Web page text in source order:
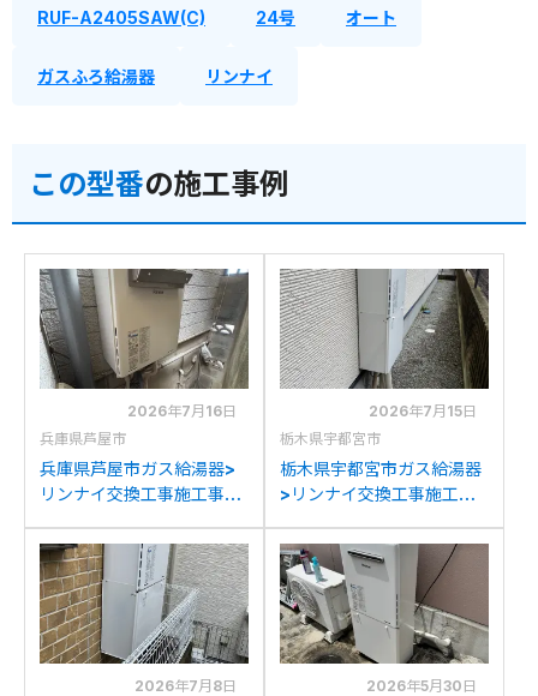
RUF-A2405SAW(C) 24号 オート
ガスふろ給湯器 リンナイ
この型番の施工事例
2026年7月16日
兵庫県芦屋市
兵庫県芦屋市ガス給湯器>
リンナイ交換工事施工事
らリンナイRUF-
A2405SAW(C)への交換
2026年7月15日
栃木県宇都宮市
栃木県宇都宮市ガス給湯器
>リンナイ交換工事施工事
A2400SAWからリンナイ
RUF-A2405SAW(C)への
交換
2026年7月8日
2026年5月30日